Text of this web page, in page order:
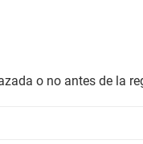
o no antes de la